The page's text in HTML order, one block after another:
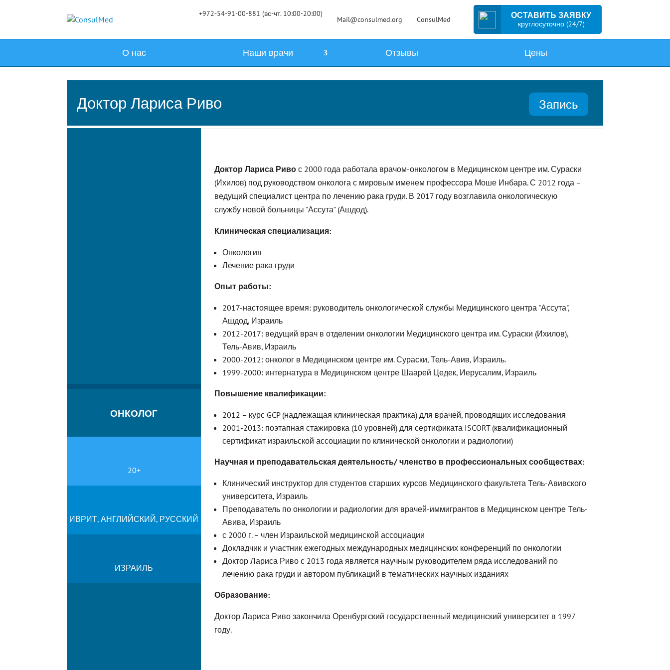
+972-54-91-00-881 (вс-чт. 10:00-20:00)
Mail@consulmed.org ConsulMed ОСТАВИТЬ ЗАЯВКУ
круглосуточно (24/7)
О нас Наши врачи Отзывы Цены
Доктор Лариса Риво Запись
ОНКОЛОГ
20+
ИВРИТ, АНГЛИЙСКИЙ, РУССКИЙ
ИЗРАИЛЬ
Доктор Лариса Ривос 2000 года работала врачом-онкологом в Медицинском центре им. Сураски
(Ихилов) под руководством онколога с мировым именем профессора Моше Инбара. С 2012 года –
ведущий специалист центра по лечению рака груди. В 2017 году возглавила онкологическую
службу новой больницы "Ассута" (Ашдод).
Клиническая специализация:
Онкология
Лечение рака груди
Опыт работы:
2017-настоящее время: руководитель онкологической службы Медицинского центра "Ассута",
Ашдод, Израиль
2012-2017: ведущий врач в отделении онкологии Медицинского центра им. Сураски (Ихилов),
Тель-Авив, Израиль
2000-2012: онколог в Медицинском центре им. Сураски, Тель-Авив, Израиль.
1999-2000: интернатура в Медицинском центре Шаарей Цедек, Иерусалим, Израиль
Повышение квалификации:
2012 – курс GCP (надлежащая клиническая практика) для врачей, проводящих исследования
2001-2013: поэтапная стажировка (10 уровней) для сертификата ISCORT (квалификационный
сертификат израильской ассоциации по клинической онкологии и радиологии)
Научная и преподавательская деятельность/ членство в профессиональных сообществах:
Клинический инструктор для студентов старших курсов Медицинского факультета Тель-Авивского
университета, Израиль
Преподаватель по онкологии и радиологии для врачей-иммигрантов в Медицинском центре Тель-
Авива, Израиль
с 2000 г. – член Израильской медицинской ассоциации
Докладчик и участник ежегодных международных медицинских конференций по онкологии
Доктор Лариса Риво с 2013 года является научным руководителем ряда исследований по
лечению рака груди и автором публикаций в тематических научных изданиях
Образование:
Доктор Лариса Риво закончила Оренбургский государственный медицинский университет в 1997
году.